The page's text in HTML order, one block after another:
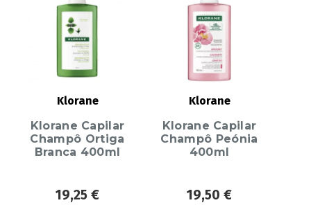
Klorane
Klorane Capilar
Champô Ortiga
Branca 400ml
19,25 €
Klorane
Klorane Capilar
Champô Peónia
400ml
19,50 €